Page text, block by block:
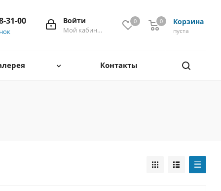
0 Корзина
0
пуста
0
Войти
Мой кабинет
31-00
Контакты